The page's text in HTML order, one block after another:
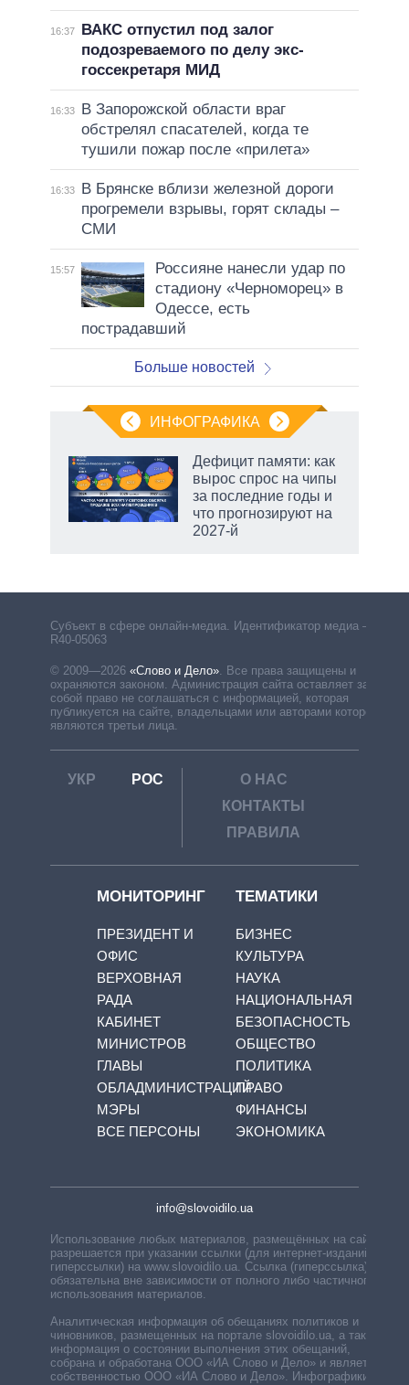
16:37
ВАКС отпустил под залог
подозреваемого по делу экс-
госсекретаря МИД
16:33
В Запорожской области враг
обстрелял спасателей, когда те
тушили пожар после «прилета»
16:33
В Брянске вблизи железной дороги
прогремели взрывы, горят склады –
СМИ
15:57
Россияне нанесли удар по
стадиону «Черноморец» в
Одессе, есть
пострадавший
Больше новостей
ИНФОГРАФИКА
Дефицит памяти: как
вырос спрос на чипы
за последние годы и
что прогнозируют на
2027-й
Субъект в сфере онлайн-медиа. Идентификатор медиа –
R40-05063
© 2009—2026 «Слово и Дело»
Все права защищены и
охраняются законом. Администрация сайта оставляет за
собой право не соглашаться с информацией, которая
публикуется на сайте, владельцами или авторами которой
являются третьи лица.
УКР РОС
О НАС
КОНТАКТЫ
ПРАВИЛА
МОНИТОРИНГ
ПРЕЗИДЕНТ И
ОФИС
ВЕРХОВНАЯ
РАДА
КАБИНЕТ
МИНИСТРОВ
ГЛАВЫ
ОБЛАДМИНИСТРАЦИЙ
МЭРЫ
ВСЕ ПЕРСОНЫ
ТЕМАТИКИ
БИЗНЕС
КУЛЬТУРА
НАУКА
НАЦИОНАЛЬНАЯ
БЕЗОПАСНОСТЬ
ОБЩЕСТВО
ПОЛИТИКА
ПРАВО
ФИНАНСЫ
ЭКОНОМИКА
info@slovoidilo.ua
Использование любых материалов, размещённых на сайте,
разрешается при указании ссылки (для интернет-изданий —
гиперссылки) на www.slovoidilo.ua. Ссылка (гиперссылка)
обязательна вне зависимости от полного либо частичного
использования материалов.
Аналитическая информация об обещаниях политиков и
чиновников, размещенных на портале slovoidilo.ua, а также
информация о состоянии выполнения этих обещаний,
собрана и обработана ООО «ИА Слово и Дело» и является
собственностью ООО «ИА Слово и Дело». Инфографики,